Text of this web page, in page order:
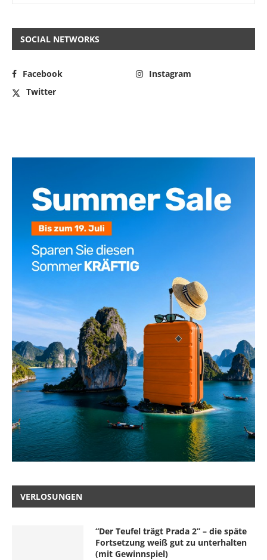
SOCIAL NETWORKS
Facebook
Instagram
Twitter
VERLOSUNGEN
“Der Teufel trägt Prada 2” – die späte
Fortsetzung weiß gut zu unterhalten
(mit Gewinnspiel)